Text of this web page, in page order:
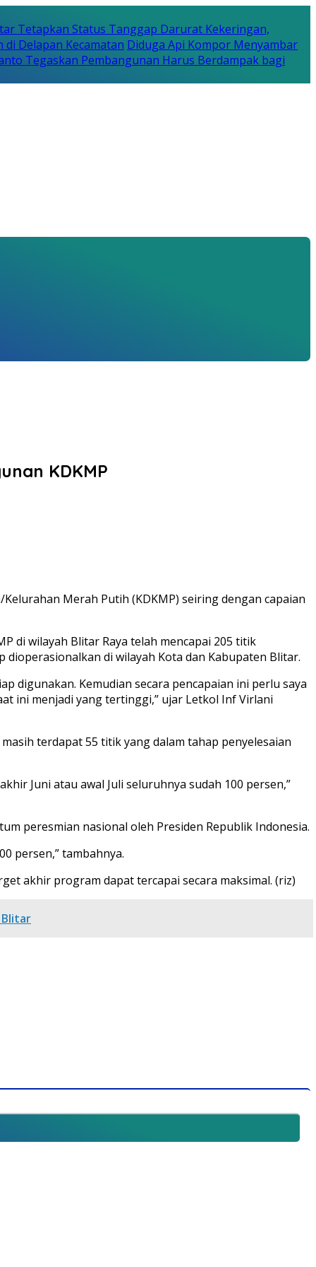
Tetapkan Status Tanggap Darurat Kekeringan,
Delapan Kecamatan Diduga Api Kompor Menyambar
Tegaskan Pembangunan Harus Berdampak bagi
KDKMP
Merah Putih (KDKMP) seiring dengan capaian
di wilayah Blitar Raya telah mencapai 205 titik
di wilayah Kota dan Kabupaten Blitar.
digunakan. Kemudian secara pencapaian ini perlu saya
ini menjadi yang tertinggi,” ujar Letkol Inf Virlani
terdapat 55 titik yang dalam tahap penyelesaian
Juni atau awal Juli seluruhnya sudah 100 persen,”
peresmian nasional oleh Presiden Republik Indonesia.
persen,” tambahnya.
akhir program dapat tercapai secara maksimal. (riz)
Blitar